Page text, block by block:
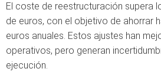
El coste de reestructuración supera
de euros, con el objetivo de ahorrar
euros anuales. Estos ajustes han
operativos, pero generan
ejecución.